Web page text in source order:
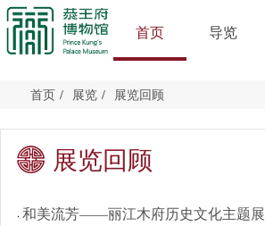
首页 导览
首页 / 展览 / 展览回顾
展览回顾
· 和美流芳——丽江木府历史文化主题展